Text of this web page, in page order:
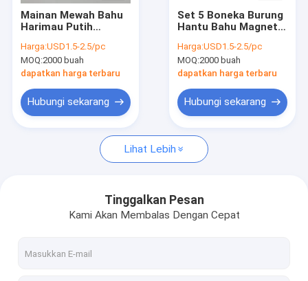
Kontrol kualitas
Berita
Semua Kasus
Merekam Mainan Mewah
Mainan Mewah Paskah
Mainan Mewah Bahu
Harimau Putih
dengan Fitur
Bercahaya
Harga:USD1.5-2.5/pc
MOQ:2000 buah
dapatkan harga terbaru
Hubungi sekarang
Set 5 Boneka Burung
Hantu Bahu Magnetik
Harga:USD1.5-2.5/pc
MOQ:2000 buah
dapatkan harga terbaru
Hubungi sekarang
Lihat Lebih
Tinggalkan Pesan
Kami Akan Membalas Dengan Cepat